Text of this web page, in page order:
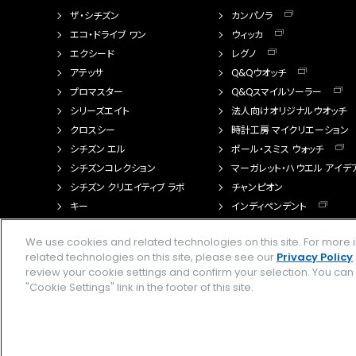
ザ・シチズン
エコ・ドライブ ワン
エクシード
アテッサ
プロマスター
シリーズエイト
クロスシー
シチズン エル
シチズンコレクション
シチズン クリエイティブ ラボ
キー
カンパノラ
ウィッカ
レグノ
Q&Qウオッチ
Q&Qスマイルソーラー
法人向けオリジナルウオッチ
時計工房 マイクリエーション
ポール・スミス ウォッチ
マーガレット・ハウエル アイデ
チャンピオン
インディペンデント
We use cookies and related technologies on this site. For
related technologies on this site, please see our Privacy Policy
review your cookie settings and confirm your selection. You
"Cookie Settings" link in the footer of this site.